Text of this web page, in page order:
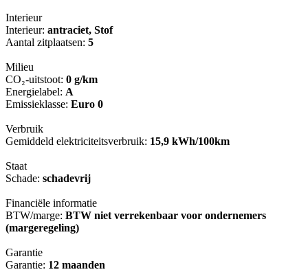
Interieur
Interieur: antraciet, Stof
Aantal zitplaatsen: 5
Milieu
CO₂-uitstoot: 0 g/km
Energielabel: A
Emissieklasse: Euro 0
Verbruik
Gemiddeld elektriciteitsverbruik: 15,9 kWh/100km
Staat
Schade: schadevrij
Financiële informatie
BTW/marge: BTW niet verrekenbaar voor ondernemers
(margeregeling)
Garantie
Garantie: 12 maanden